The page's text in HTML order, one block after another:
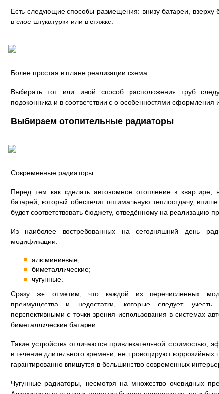
Есть следующие способы размещения: внизу батареи, вверху
в слое штукатурки или в стяжке.
Более простая в плане реализации схема
Выбирать тот или иной способ расположения труб
подоконника и в соответствии с о особенностями оформления
Выбираем отопительные радиаторы
Современные радиаторы
Перед тем как сделать автономное отопление в квартире,
батарей, который обеспечит оптимальную теплоотдачу,
будет соответствовать бюджету, отведённому на реализацию
Из наиболее востребованных на сегодняшний день
модификации:
алюминиевые;
биметаллические;
чугунные.
Сразу же отметим, что каждой из перечисленных
преимущества и недостатки, которые следует
перспективными с точки зрения использования в системах
биметаллические батареи.
Такие устройства отличаются привлекательной стоимостью,
в течение длительного времени, не провоцируют коррозийных
гарантированно впишутся в большинство современных
Чугунные радиаторы, несмотря на множество очевидных